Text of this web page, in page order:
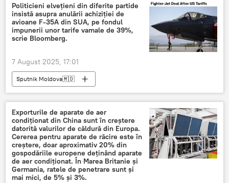
Politicieni elvețieni din diferite partide
insistă asupra anulării achiziției de
avioane F-35A din SUA, pe fondul
impunerii unor tarife vamale de 39%,
scrie Bloomberg.
7 August 2025, 17:01
Sputnik Moldova🇲🇩
Exporturile de aparate de aer
condiționat din China sunt în creștere
datorită valurilor de căldură din Europa.
Cererea pentru aparate de răcire este în
creștere, doar aproximativ 20% din
gospodăriile europene deținând aparate
de aer condiționat. În Marea Britanie și
Germania, ratele de penetrare sunt și
mai mici, de 5% și 3%.